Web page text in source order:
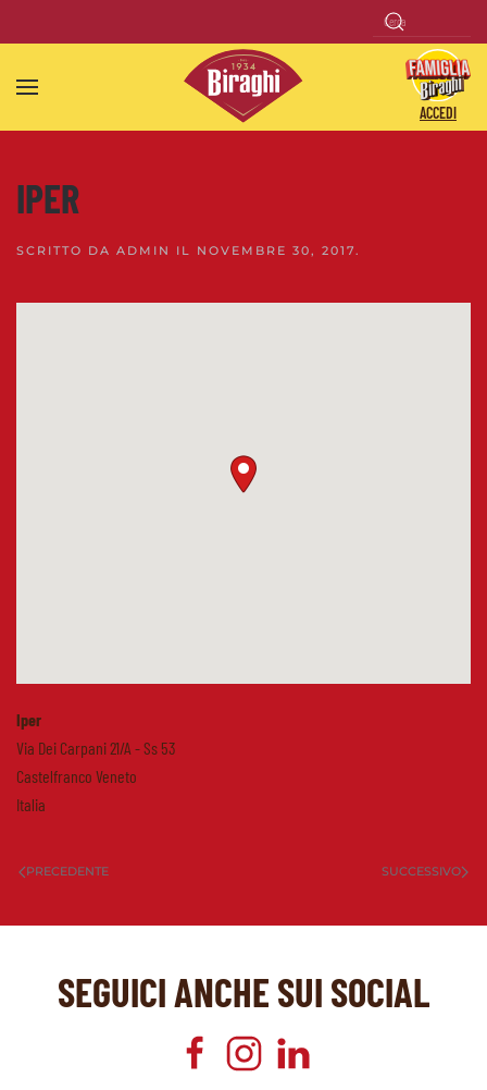
Skip to main content
ACCEDI
IPER
SCRITTO DA ADMIN IL NOVEMBRE 30, 2017.
Iper
Via Dei Carpani 21/A - Ss 53
Castelfranco Veneto
Italia
PRECEDENTE SUCCESSIVO
SEGUICI ANCHE SUI SOCIAL